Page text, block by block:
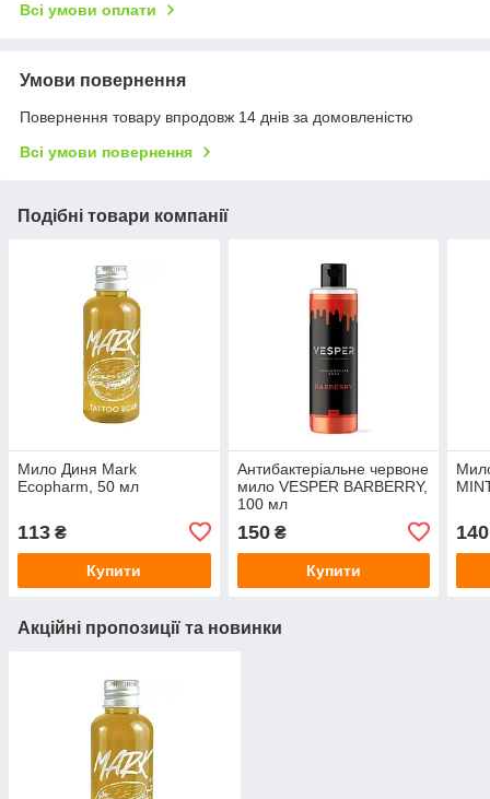
Всі умови оплати
Умови повернення
Повернення товару впродовж 14 днів за домовленістю
Всі умови повернення
Подібні товари компанії
Мило Диня Mark
Ecopharm, 50 мл
113 ₴
Купити
Антибактеріальне червоне
мило VESPER BARBERRY,
100 мл
150₴
Купити
Акційні пропозиції та новинки